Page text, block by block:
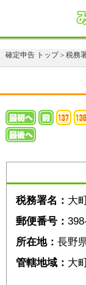
確定申告 トップ＞ 税務
税務署名： 大
郵便番号：
所在地： 長野
管轄地域： 大